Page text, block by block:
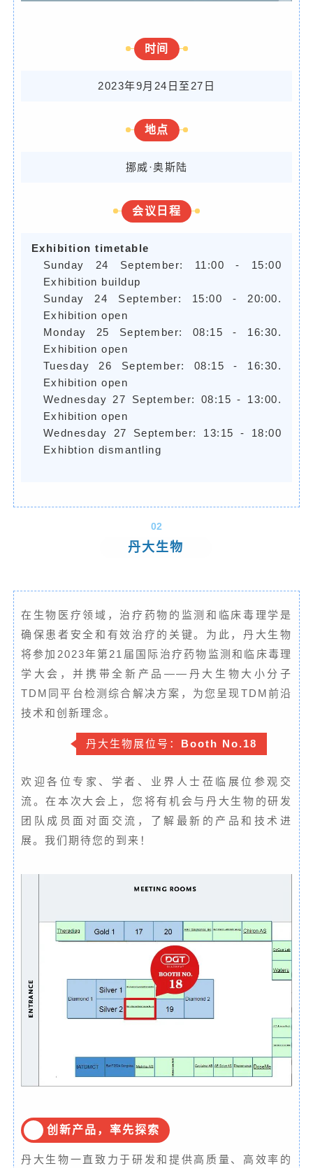
时间
2023年9月24日至27日
地点
挪威·奥斯陆
会议日程
Exhibition timetable
Sunday 24 September: 11:00 - 15:00
Exhibition buildup
Sunday 24 September: 15:00 - 20:00.
Exhibition open
Monday 25 September: 08:15 - 16:30.
Exhibition open
Tuesday 26 September: 08:15 - 16:30.
Exhibition open
Wednesday 27 September: 08:15 - 13:00.
Exhibition open
Wednesday 27 September: 13:15 - 18:00
Exhibtion dismantling
02
丹大生物
在生物医疗领域，治疗药物的监测和临床毒理学是
确保患者安全和有效治疗的关键。为此，丹大生物
将参加2023年第21届国际治疗药物监测和临床毒理
学大会，并携带全新产品——丹大生物大小分子
TDM同平台检测综合解决方案，为您呈现TDM前沿
技术和创新理念。
丹大生物展位号： Booth No.18
欢迎各位专家、学者、业界人士莅临展位参观交
流。在本次大会上，您将有机会与丹大生物的研发
团队成员面对面交流，了解最新的产品和技术进
展。我们期待您的到来！
创新产品，率先探索
丹大生物一直致力于研发和提供高质量、高效率的